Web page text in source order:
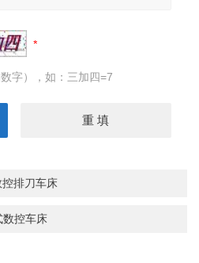
字），如：三加四=7
排刀车床
数控车床